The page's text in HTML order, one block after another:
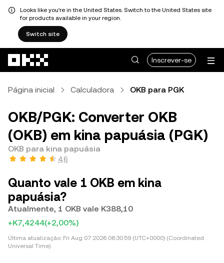
Looks like you're in the United States. Switch to the United States site
for products available in your region.
Switch site
Inscrever-se
Página inicial Calculadora OKB para PGK
OKB/PGK: Converter OKB
(OKB) em kina papuásia (PGK)
OKB para kina papuásia
4,6
Quanto vale 1 OKB em kina
papuásia?
Atualmente, 1 OKB vale K388,10
+K7,4244(+2,00%)
Última atualização: Fri Aug 07 2026 06:30:59 (UTC+0000) (Coordinated
Universal Time)